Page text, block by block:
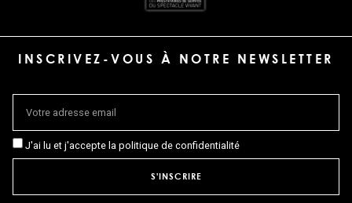
INSCRIVEZ-VOUS À NOTRE NEWSLETTER
J'ai lu et j'accepte la politique de confidentialité
S'INSCRIRE